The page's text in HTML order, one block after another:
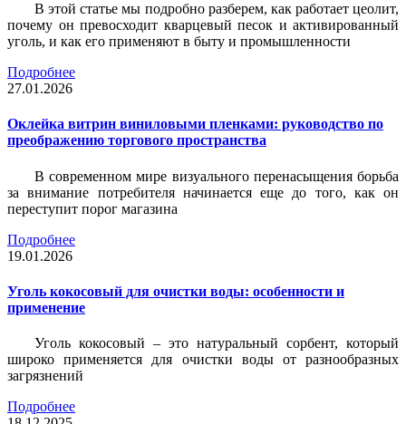
В этой статье мы подробно разберем, как работает цеолит,
почему он превосходит кварцевый песок и активированный
уголь, и как его применяют в быту и промышленности
Подробнее
27.01.2026
Оклейка витрин виниловыми пленками: руководство по
преображению торгового пространства
В современном мире визуального перенасыщения борьба
за внимание потребителя начинается еще до того, как он
переступит порог магазина
Подробнее
19.01.2026
Уголь кокосовый для очистки воды: особенности и
применение
Уголь кокосовый – это натуральный сорбент, который
широко применяется для очистки воды от разнообразных
загрязнений
Подробнее